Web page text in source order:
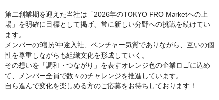
第二創業期を迎えた当社は「2026年のTOKYO PRO Marketへの上
場」を明確に目標として掲げ、常に新しい分野への挑戦を続けてい
ます。
メンバーの9割が中途入社、ベンチャー気質でありながら、互いの個
性を尊重しながらも組織文化を形成していく。
その想いを「調和・つながり」を表すオレンジ色の企業ロゴに込め
て、メンバー全員で数々のチャレンジを推進しています。
自ら進んで変化を楽しめる方のご応募をお待ちしております！